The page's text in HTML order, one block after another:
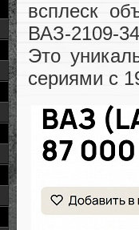
всплеск
ВАЗ-2109-
Это
сериями с